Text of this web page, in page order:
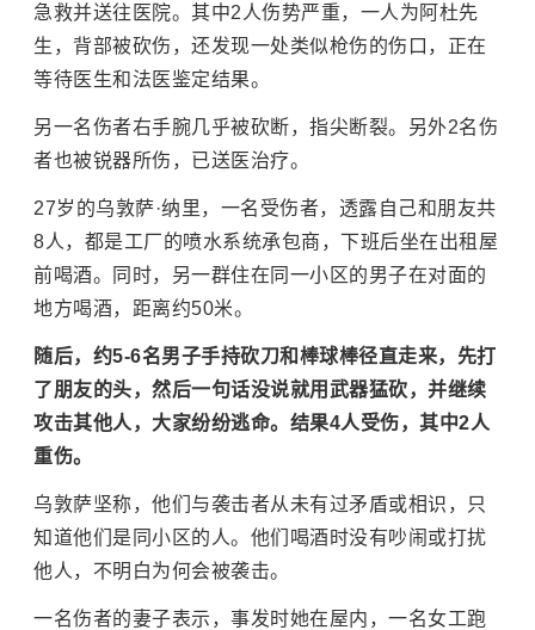
急救并送往医院。其中2人伤势严重，一人为阿杜先
生，背部被砍伤，还发现一处类似枪伤的伤口，正在
等待医生和法医鉴定结果。
另一名伤者右手腕几乎被砍断，指尖断裂。另外2名伤
者也被锐器所伤，已送医治疗。
27岁的乌敦萨·纳里，一名受伤者，透露自己和朋友共
8人，都是工厂的喷水系统承包商，下班后坐在出租屋
前喝酒。同时，另一群住在同一小区的男子在对面的
地方喝酒，距离约50米。
随后，约5-6名男子手持砍刀和棒球棒径直走来，先打
了朋友的头，然后一句话没说就用武器猛砍，并继续
攻击其他人，大家纷纷逃命。结果4人受伤，其中2人
重伤。
乌敦萨坚称，他们与袭击者从未有过矛盾或相识，只
知道他们是同小区的人。他们喝酒时没有吵闹或打扰
他人，不明白为何会被袭击。
一名伤者的妻子表示，事发时她在屋内，一名女工跑